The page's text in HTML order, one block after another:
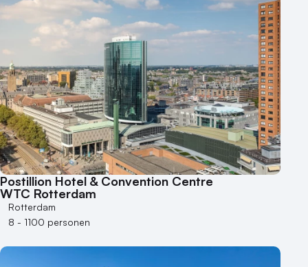
Aantal zalen
1 - 5 zalen
10 of meer zalen
Aantal personen
1 - 50 personen
50 - 100 personen
100 - 250 personen
250 - 500 personen
500+ personen
Bijzondere locaties
Postillion Hotel & Convention Centre
WTC Rotterdam
Rotterdam
8 - 1100 personen